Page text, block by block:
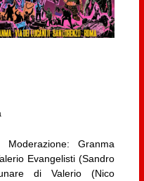
Moderazione: Granma
Evangelisti (Sandro
di Valerio (Nico